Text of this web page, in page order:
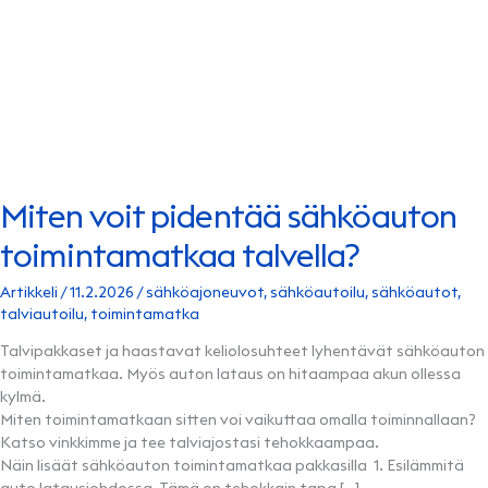
Miten voit pidentää sähköauton
toimintamatkaa talvella?
Artikkeli /11.2.2026 /sähköajoneuvot,sähköautoilu,sähköautot,
talviautoilu, toimintamatka
Talvipakkaset ja haastavat keliolosuhteet lyhentävät sähköauton
toimintamatkaa. Myös auton lataus on hitaampaa akun ollessa
kylmä.
Miten toimintamatkaan sitten voi vaikuttaa omalla toiminnallaan?
Katso vinkkimme ja tee talviajostasi tehokkaampaa.
Näin lisäät sähköauton toimintamatkaa pakkasilla 1. Esilämmitä